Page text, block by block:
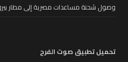
وصول شحنة مساعدات مصرية إلى مطار
تحميل تطبيق صوت الفرح